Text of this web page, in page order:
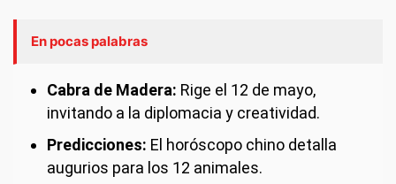
En pocas palabras
Cabra de Madera: Rige el 12 de mayo,
invitando a la diplomacia y creatividad.
Predicciones: El horóscopo chino detalla
augurios para los 12 animales.